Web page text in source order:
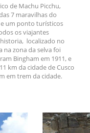
de Machu Picchu,
7 maravilhas do
um ponto turísticos
os viajantes
localizado no
zona da selva foi
Bingham em 1911, e
km da cidade de Cusco
em trem da cidade.